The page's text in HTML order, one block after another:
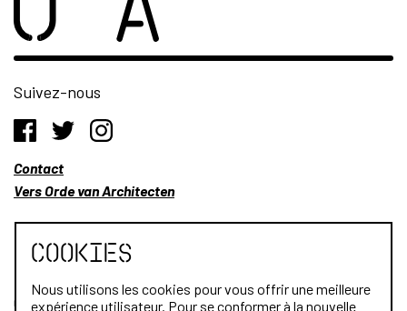
Suivez-nous
Contact
Vers Orde van Architecten
Qui sommes-nous?
Cookies
Nous utilisons les cookies pour vous offrir une meilleure
expérience utilisateur. Pour se conformer à la nouvelle